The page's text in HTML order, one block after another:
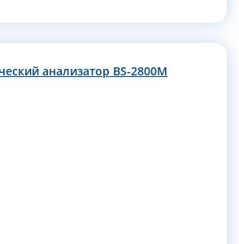
анализатор BS-2800M